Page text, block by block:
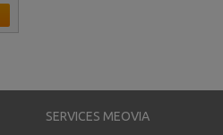
SERVICES MEOVIA